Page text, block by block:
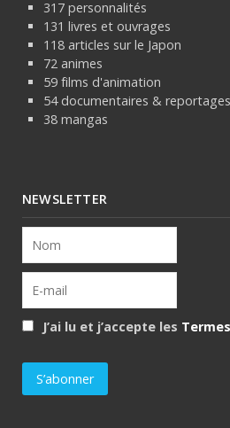
317 personnalités
131 livres et ouvrages
118 articles sur le Japon
72 animes
59 films d'animation
54 documentaires & reportages
38 mangas
NEWSLETTER
J’ai lu et j’accepte les